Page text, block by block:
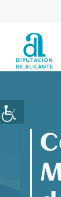
contenido